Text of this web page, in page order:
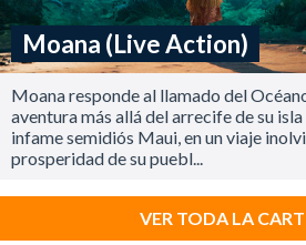
Moana (Live Action)
Moana responde al llamado del
aventura más allá del arrecife de su
infame semidiós Maui, en un viaje
prosperidad de su puebl...
VER TODA LA